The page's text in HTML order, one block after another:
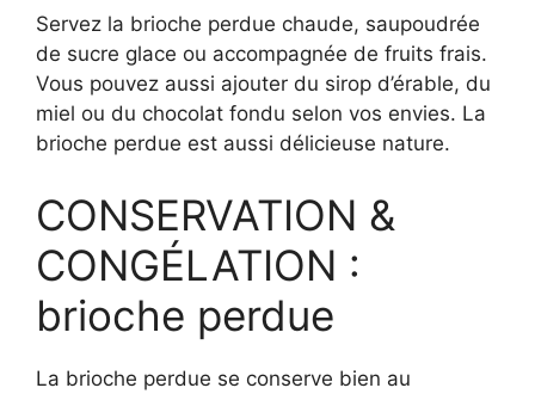
Servez la brioche perdue chaude, saupoudrée
de sucre glace ou accompagnée de fruits frais.
Vous pouvez aussi ajouter du sirop d’érable, du
miel ou du chocolat fondu selon vos envies. La
brioche perdue est aussi délicieuse nature.
CONSERVATION &
CONGÉLATION :
brioche perdue
La brioche perdue se conserve bien au